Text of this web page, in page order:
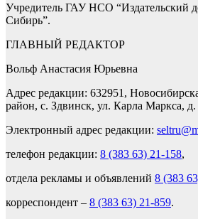
Учредитель ГАУ НСО “Издательский
Сибирь”.
ГЛАВНЫЙ РЕДАКТОР
Вольф Анастасия Юрьевна
Адрес редакции: 632951,
район, с. Здвинск, ул. Карла Маркса, д.
Электронный адрес редакции:
телефон редакции: 8 (383 63) 21-158,
отдела рекламы и объявлений 8 (383
корреспондент – 8 (383 63) 21-859.